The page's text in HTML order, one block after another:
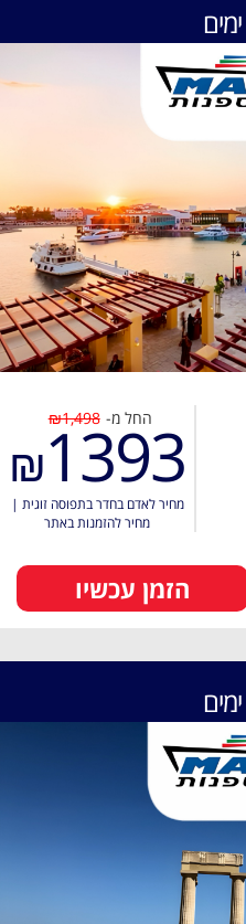
ימים
החל מ- ₪1,498
₪1393
מחיר לאדם בחדר בתפוסה זוגית |
מחיר להזמנות באתר
הזמן עכשיו
ימים